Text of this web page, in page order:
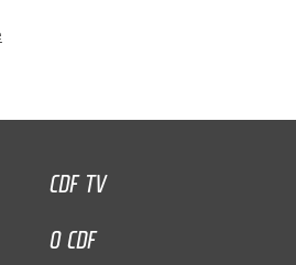
CDF TV
O CDF